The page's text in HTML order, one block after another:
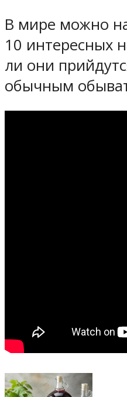
В мире можно
10 интересных
ли они
обычным